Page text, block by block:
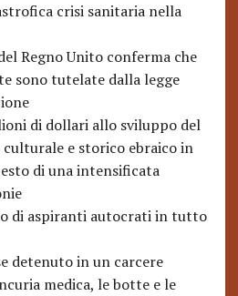
crisi sanitaria nella
Regno Unito conferma che
sono tutelate dalla legge
di dollari allo sviluppo del
e storico ebraico in
di una intensificata
di aspiranti autocrati in tutto
detenuto in un carcere
medica, le botte e le